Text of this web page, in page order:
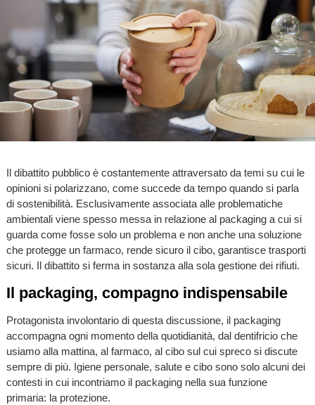
Il dibattito pubblico è costantemente attraversato da temi su cui le
opinioni si polarizzano, come succede da tempo quando si parla
di sostenibilità. Esclusivamente associata alle problematiche
ambientali viene spesso messa in relazione al packaging a cui si
guarda come fosse solo un problema e non anche una soluzione
che protegge un farmaco, rende sicuro il cibo, garantisce trasporti
sicuri. Il dibattito si ferma in sostanza alla sola gestione dei rifiuti.
Il packaging, compagno indispensabile
Protagonista involontario di questa discussione, il packaging
accompagna ogni momento della quotidianità, dal dentifricio che
usiamo alla mattina, al farmaco, al cibo sul cui spreco si discute
sempre di più. Igiene personale, salute e cibo sono solo alcuni dei
contesti in cui incontriamo il packaging nella sua funzione
primaria: la protezione.